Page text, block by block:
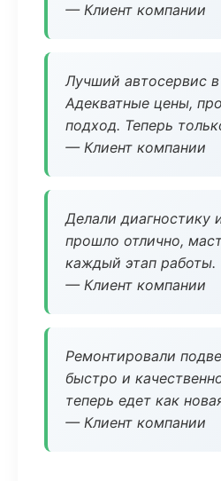
— Клиент компании
Лучший автосервис
Адекватные цены,
подход. Теперь
— Клиент компании
Делали диагностику
прошло отлично,
каждый этап работы.
— Клиент компании
Ремонтировали
быстро и
теперь едет как
— Клиент компании